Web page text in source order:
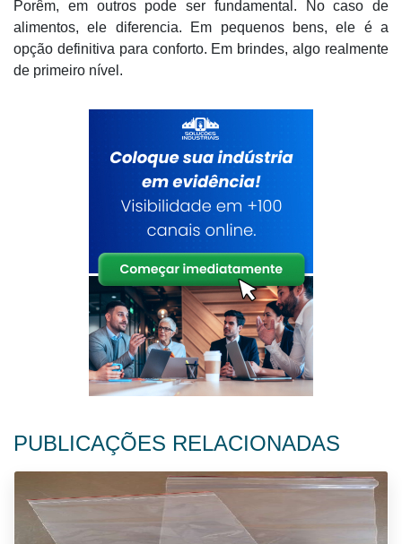
Porêm, em outros pode ser fundamental. No caso de
alimentos, ele diferencia. Em pequenos bens, ele é a
opção definitiva para conforto. Em brindes, algo realmente
de primeiro nível.
PUBLICAÇÕES RELACIONADAS